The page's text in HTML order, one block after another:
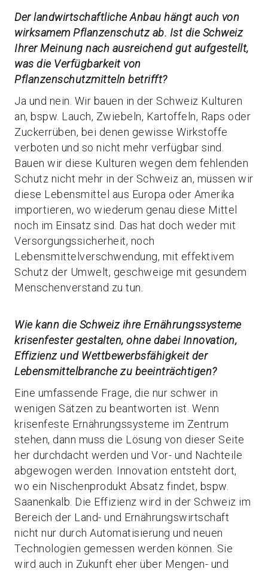
Der landwirtschaftliche Anbau hängt auch von
wirksamem Pflanzenschutz ab. Ist die Schweiz
Ihrer Meinung nach ausreichend gut aufgestellt,
was die Verfügbarkeit von
Pflanzenschutzmitteln betrifft?
Ja und nein. Wir bauen in der Schweiz Kulturen
an, bspw. Lauch, Zwiebeln, Kartoffeln, Raps oder
Zuckerrüben, bei denen gewisse Wirkstoffe
verboten und so nicht mehr verfügbar sind.
Bauen wir diese Kulturen wegen dem fehlenden
Schutz nicht mehr in der Schweiz an, müssen wir
diese Lebensmittel aus Europa oder Amerika
importieren, wo wiederum genau diese Mittel
noch im Einsatz sind. Das hat doch weder mit
Versorgungssicherheit, noch
Lebensmittelverschwendung, mit effektivem
Schutz der Umwelt, geschweige mit gesundem
Menschenverstand zu tun.
Wie kann die Schweiz ihre Ernährungssysteme
krisenfester gestalten, ohne dabei Innovation,
Effizienz und Wettbewerbsfähigkeit der
Lebensmittelbranche zu beeinträchtigen?
Eine umfassende Frage, die nur schwer in
wenigen Sätzen zu beantworten ist. Wenn
krisenfeste Ernährungssysteme im Zentrum
stehen, dann muss die Lösung von dieser Seite
her durchdacht werden und Vor- und Nachteile
abgewogen werden. Innovation entsteht dort,
wo ein Nischenprodukt Absatz findet, bspw.
Saanenkalb. Die Effizienz wird in der Schweiz im
Bereich der Land- und Ernährungswirtschaft
nicht nur durch Automatisierung und neuen
Technologien gemessen werden können. Sie
wird auch in Zukunft eher über Mengen- und